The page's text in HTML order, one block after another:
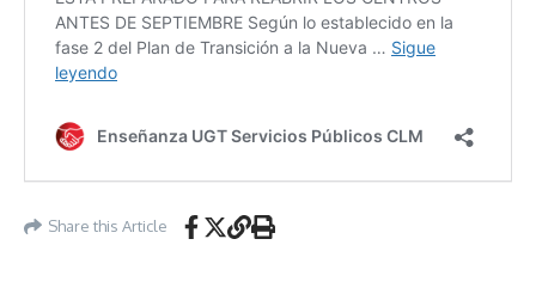
Share this Article